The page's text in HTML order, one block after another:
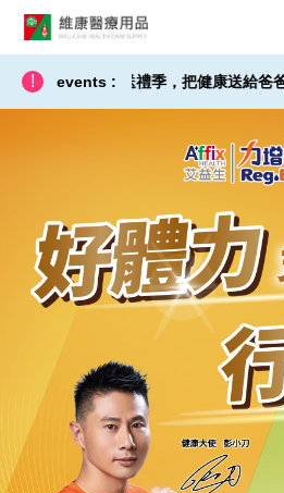
! events :
健康送禮季，把健康送給爸爸，就是
艾益生_力增飲